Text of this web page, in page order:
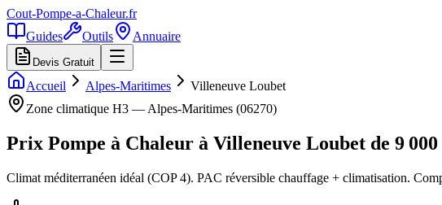
Cout-Pompe-a-Chaleur.fr
Guides
Outils Annuaire
Devis Gratuit
Accueil Alpes-Maritimes
Villeneuve Loubet
Zone climatique H3 — Alpes-Maritimes (06270)
Prix Pompe à Chaleur à Villeneuve Loubet de 9 000
Climat méditerranéen idéal (COP 4). PAC réversible chauffage + climatisation.